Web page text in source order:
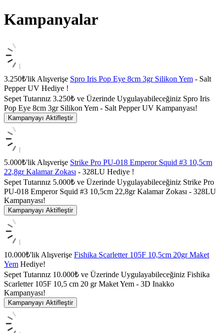
Kampanyalar
3.250₺'lik Alışverişe Spro Iris Pop Eye 8cm 3gr Silikon Yem - Salt
Pepper UV Hediye !
Sepet Tutarınız 3.250₺ ve Üzerinde Uygulayabileceğiniz Spro Iris
Pop Eye 8cm 3gr Silikon Yem - Salt Pepper UV Kampanyası!
Kampanyayı Aktifleştir
5.000₺'lik Alışverişe Strike Pro PU-018 Emperor Squid #3 10,5cm
22,8gr Kalamar Zokası - 328LU Hediye !
Sepet Tutarınız 5.000₺ ve Üzerinde Uygulayabileceğiniz Strike Pro
PU-018 Emperor Squid #3 10,5cm 22,8gr Kalamar Zokası - 328LU
Kampanyası!
Kampanyayı Aktifleştir
10.000₺'lik Alışverişe Fishika Scarletter 105F 10,5cm 20gr Maket
Yem Hediye!
Sepet Tutarınız 10.000₺ ve Üzerinde Uygulayabileceğiniz Fishika
Scarletter 105F 10,5 cm 20 gr Maket Yem - 3D Inakko
Kampanyası!
Kampanyayı Aktifleştir